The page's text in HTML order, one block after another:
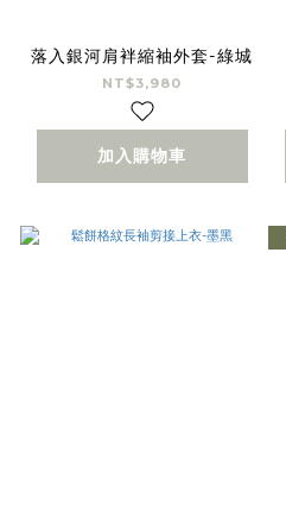
落入銀河肩袢縮袖外套-綠城
NT$3,980
加入購物車